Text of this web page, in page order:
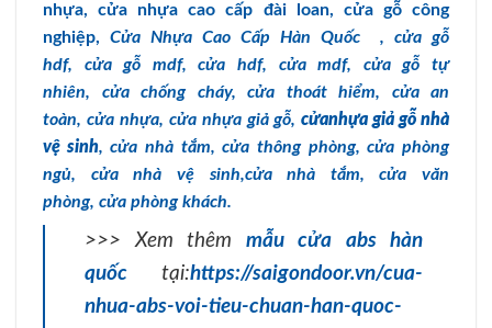
nhựa, cửa nhựa cao cấp đài loan, cửa gỗ công
nghiệp, Cửa Nhựa Cao Cấp Hàn Quốc , cửa gỗ
hdf, cửa gỗ mdf,cửa hdf, cửa mdf, cửa gỗ tự
nhiên,
cửa chống cháy, cửa thoát hiểm, cửa an
toàn, cửa nhựa, cửa nhựa giả gỗ,cửanhựa giả gỗ nhà
vệ sinh, cửa nhà tắm,cửa thông phòng,cửa phòng
ngủ, cửa nhà vệ sinh,cửa nhà tắm,cửa văn
phòng, cửa phòng khách.
>>> Xem thêm mẫu cửa abs hàn
quốc tại:https://saigondoor.vn/cua-
nhua-abs-voi-tieu-chuan-han-quoc-